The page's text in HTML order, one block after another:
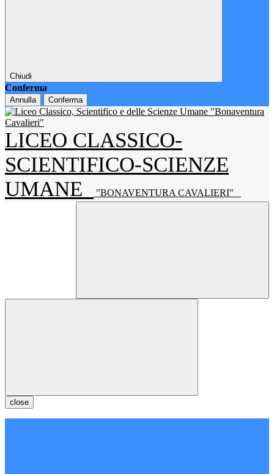
Chiudi
Conferma
Annulla Conferma
LICEO CLASSICO-
SCIENTIFICO-SCIENZE
UMANE
"BONAVENTURA CAVALIERI"
close